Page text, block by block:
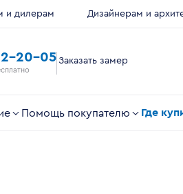
и дилерам Дизайнерам и
20-05 Заказать замер
Помощь покупателю Где